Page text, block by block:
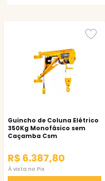
Guincho de Coluna Elétrico
350Kg Monofásico sem
Caçamba Csm
R$ 6.387,80
À vista no Pix